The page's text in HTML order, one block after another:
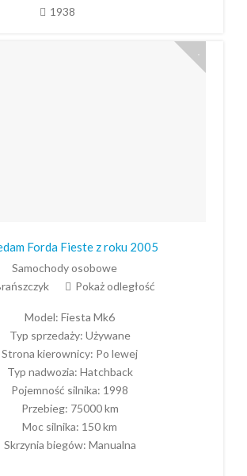
1938
Forda Fieste z roku 2005
Samochody osobowe
Pokaż odległość
Model: Fiesta Mk6
Typ sprzedaży: Używane
Strona kierownicy: Po lewej
Typ nadwozia: Hatchback
Pojemność silnika: 1998
Przebieg: 75000 km
Moc silnika: 150 km
Skrzynia biegów: Manualna